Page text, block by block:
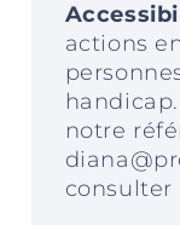
actions
notre
consulter